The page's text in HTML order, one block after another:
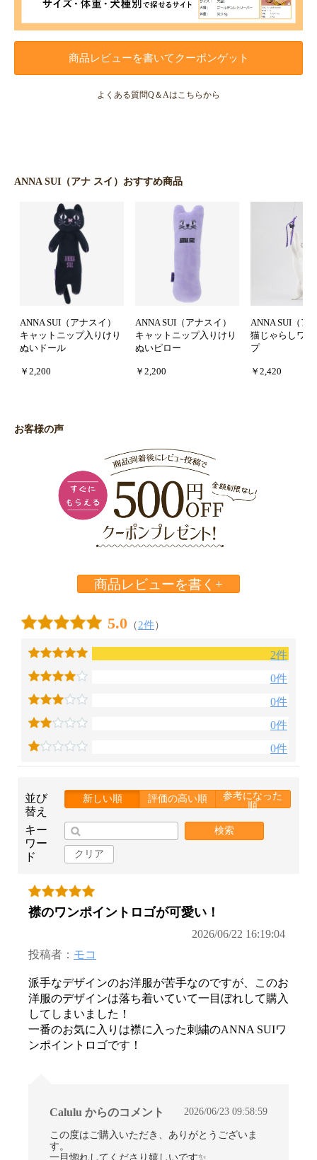
商品レビューを書いてクーポンゲット
よくある質問Q＆Aはこちらから
ANNA SUI（アナ スイ）おすすめ商品
ANNA SUI（アナスイ）
キャットニップ入りけり
ぬいドール
￥2,200
ANNA SUI（アナスイ）
キャットニップ入りけり
ぬいピロー
￥2,200
ANNA SUI（ア
猫じゃらしワ
プ
￥2,420
お客様の声
商品レビューを書く+
5.0 （2件）
2件
0件
0件
0件
0件
並び
替え
新しい順 評価の高い順
参考になった
順
キー
ワー
ド
検索
クリア
襟のワンポイントロゴが可愛い！
2026/06/22 16:19:04
投稿者： モコ
派手なデザインのお洋服が苦手なのですが、このお
洋服のデザインは落ち着いていて一目ぼれして購入
してしまいました！
一番のお気に入りは襟に入った刺繍のANNA SUIワ
ンポイントロゴです！
Calulu からのコメント 2026/06/23 09:58:59
この度はご購入いただき、ありがとうございま
す。
一目惚れしてくださり嬉しいです✨